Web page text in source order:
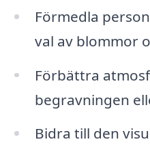
Förmedla
val av blommor
Förbättra
begravningen
Bidra till den